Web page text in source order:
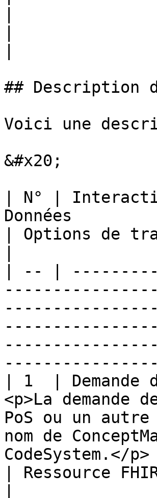
## Description
Voici une
&#x20;
| N° |
Données
| Options de
| -- |
| 1  | Demande
<p>La
PoS ou un autre
nom de
CodeSystem.</p>
| Ressource